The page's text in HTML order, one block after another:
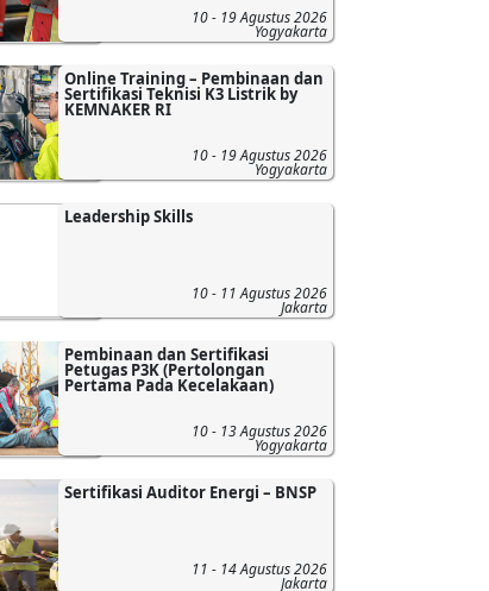
10 - 19 Agustus 2026
Yogyakarta
Online Training – Pembinaan dan
Sertifikasi Teknisi K3 Listrik by
KEMNAKER RI
10 - 19 Agustus 2026
Yogyakarta
Leadership Skills
10 - 11 Agustus 2026
Jakarta
Pembinaan dan Sertifikasi
Petugas P3K (Pertolongan
Pertama Pada Kecelakaan)
10 - 13 Agustus 2026
Yogyakarta
Sertifikasi Auditor Energi – BNSP
11 - 14 Agustus 2026
Jakarta